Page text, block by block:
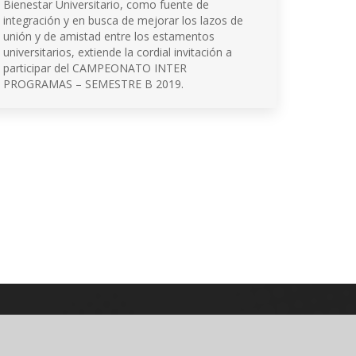
Bienestar Universitario, como fuente de
integración y en busca de mejorar los lazos de
unión y de amistad entre los estamentos
universitarios, extiende la cordial invitación a
participar del CAMPEONATO INTER
PROGRAMAS – SEMESTRE B 2019.